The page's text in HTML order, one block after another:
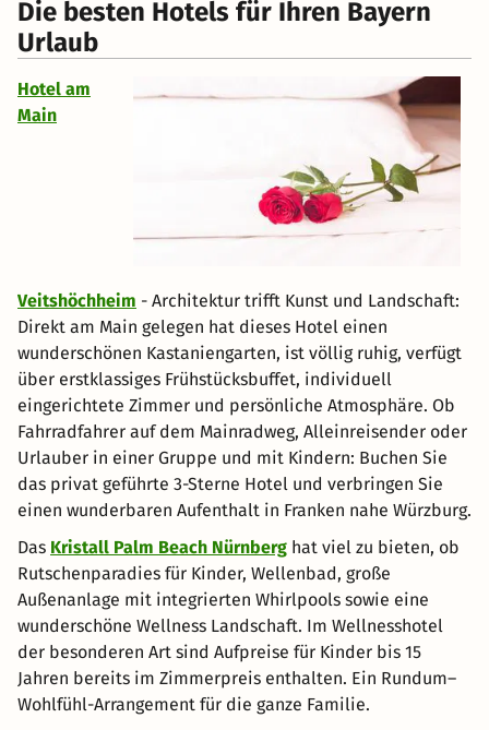
Die besten Hotels für Ihren Bayern
Urlaub
Hotel am
Main
Veitshöchheim - Architektur trifft Kunst und Landschaft:
Direkt am Main gelegen hat dieses Hotel einen
wunderschönen Kastaniengarten, ist völlig ruhig, verfügt
über erstklassiges Frühstücksbuffet, individuell
eingerichtete Zimmer und persönliche Atmosphäre. Ob
Fahrradfahrer auf dem Mainradweg, Alleinreisender oder
Urlauber in einer Gruppe und mit Kindern: Buchen Sie
das privat geführte 3-Sterne Hotel und verbringen Sie
einen wunderbaren Aufenthalt in Franken nahe Würzburg.
Das Kristall Palm Beach Nürnberg hat viel zu bieten, ob
Rutschenparadies für Kinder, Wellenbad, große
Außenanlage mit integrierten Whirlpools sowie eine
wunderschöne Wellness Landschaft. Im Wellnesshotel
der besonderen Art sind Aufpreise für Kinder bis 15
Jahren bereits im Zimmerpreis enthalten. Ein Rundum–
Wohlfühl-Arrangement für die ganze Familie.